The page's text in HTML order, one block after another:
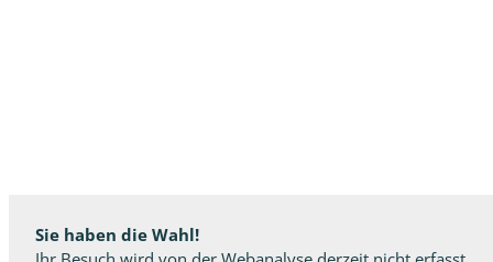
Sie haben die Wahl!